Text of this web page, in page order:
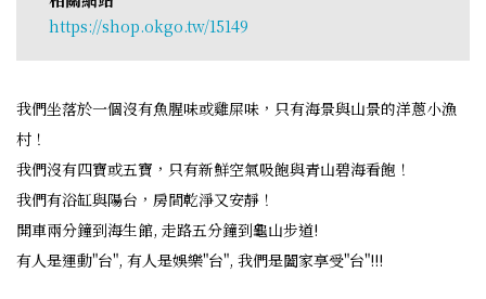
https://shop.okgo.tw/15149
我們坐落於一個沒有魚腥味或雞屎味，只有海景與山景的洋蔥小漁
村！
我們沒有四寶或五寶，只有新鮮空氣吸飽與青山碧海看飽！
我們有浴缸與陽台，房間乾淨又安靜！
開車兩分鐘到海生館, 走路五分鐘到龜山步道!
有人是運動"台", 有人是娛樂"台", 我們是闔家享受"台"!!!